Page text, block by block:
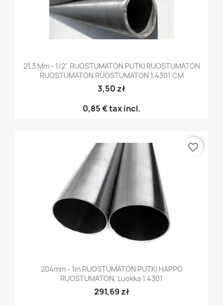
21,3 Mm - 1/2" RUOSTUMATON PUTKI RUOSTUMATON
RUOSTUMATON RUOSTUMATON 1,4301 CM
3,50 zł
0,85 €tax incl.
204mm - 1m RUOSTUMATON PUTKI HAPPO
RUOSTUMATON, Luokka 1.4301
291,69 zł
favorite_border